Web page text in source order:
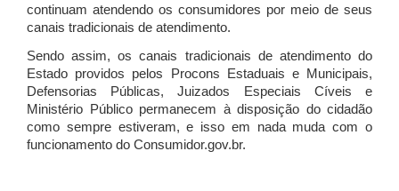
continuam atendendo os consumidores por meio de seus
canais tradicionais de atendimento.
Sendo assim, os canais tradicionais de atendimento do
Estado providos pelos Procons Estaduais e Municipais,
Defensorias Públicas, Juizados Especiais Cíveis e
Ministério Público permanecem à disposição do cidadão
como sempre estiveram, e isso em nada muda com o
funcionamento do Consumidor.gov.br.